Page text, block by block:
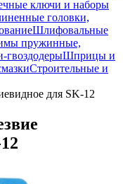
ключи и наборы
головки,
Шлифовальные
пружинные,
гвоздодерыШприцы и
Строительные и
для SK-12